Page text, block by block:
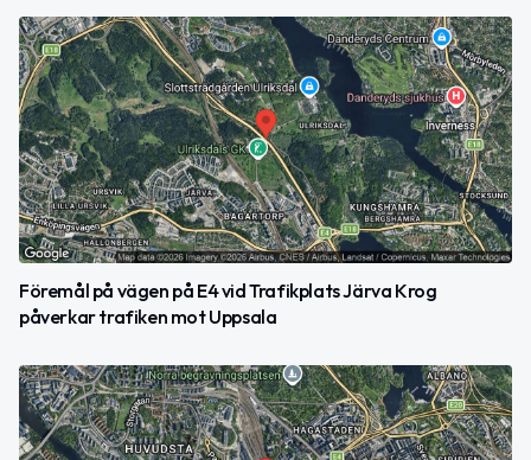
Föremål på vägen på E4 vid Trafikplats Järva Krog
påverkar trafiken mot Uppsala